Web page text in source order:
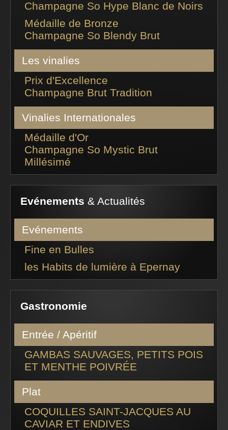
Champagne So Hype Blanc de Noirs
Médaille de Bronze
Champagne So Blendy Brut
Les vinalies
Prix d'Excellence
Champagne Brut Tradition
Vinalies Internationales
Médaille d'Or
Champagne So Mystic Brut
Millésimé
Evénements & Actualités
Evénements
Fine en Bulles
les Habits de lumière à Epernay
Gastronomie
Entrée / Apéritif
GAMBAS SAUVAGES, PETITS POIS
ET MENTHE POIVRÉE
Plat
COQUILLES SAINT-JACQUES AU
CAVIAR ET ENDIVES